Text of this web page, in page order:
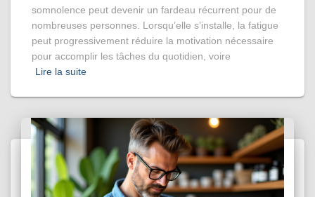
somnolence peut devenir un fardeau récurrent pour de
nombreuses personnes. Lorsqu’elle s’installe, la fatigue
peut progressivement réduire la motivation nécessaire
pour accomplir les tâches du quotidien, voire
Lire la suite